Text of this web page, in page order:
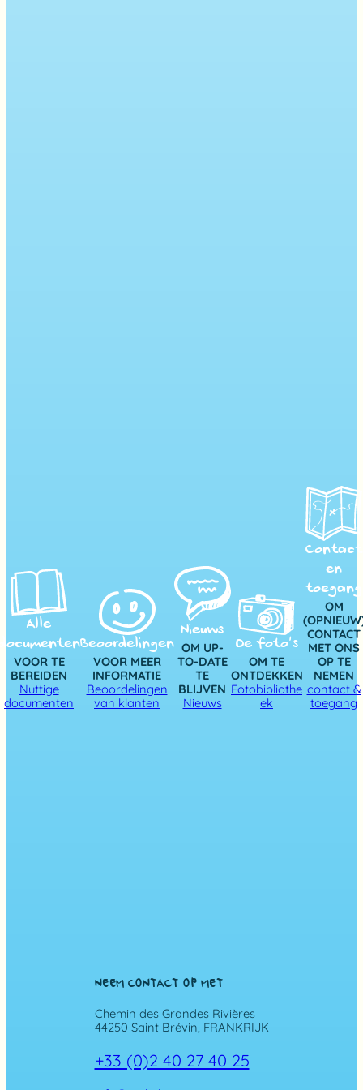
Alle
VOOR TE
BEREIDEN
Nuttige
documenten
Beoordelingen
VOOR MEER
INFORMATIE
Beoordelingen
van klanten
Nieuws
OM UP-
TO-DATE
TE
BLIJVEN
Nieuws
De foto’s
OM TE
ONTDEKKEN
Fotobibliothe
ek
Contact
en
toegang
OM
CONTACT
MET ONS
OP TE
NEMEN
contact &
toegang
NEEM CONTACT OP MET
Chemin des Grandes Rivières
44250 Saint Brévin, FRANKRIJK
+33 (0)2 40 27 40 25